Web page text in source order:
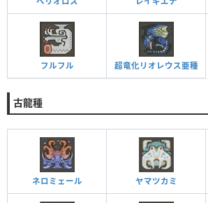
フルフル 超竜化リオレウス亜種
古龍種
ネロミェール ヤマツカミ